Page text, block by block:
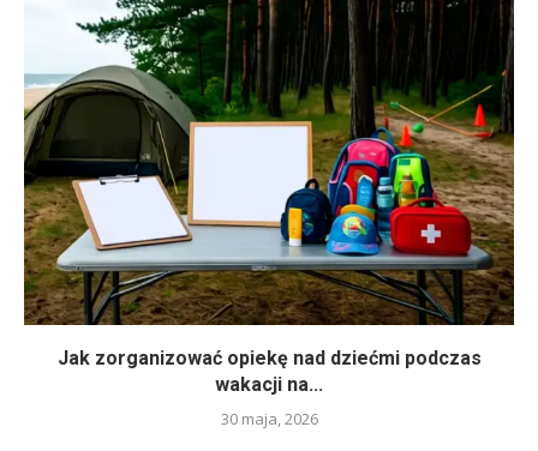
Jak zorganizować opiekę nad dziećmi podczas
wakacji na...
30 maja, 2026